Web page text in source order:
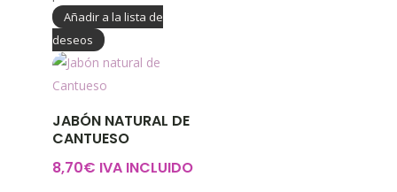
Añadir a la lista de
deseos
JABÓN NATURAL DE
CANTUESO
8,70€ IVA INCLUIDO